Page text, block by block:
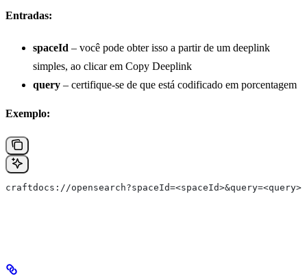
Entradas:
spaceId – você pode obter isso a partir de um deeplink
simples, ao clicar em Copy Deeplink
query – certifique‑se de que está codificado em porcentagem
Exemplo:
craftdocs://opensearch?spaceId=<spaceId>&query=<query>